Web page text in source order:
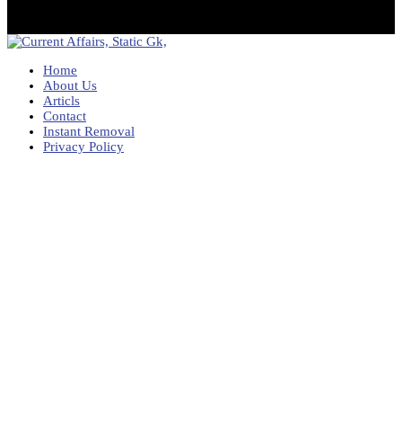
Home
About Us
Articls
Contact
Instant Removal
Privacy Policy